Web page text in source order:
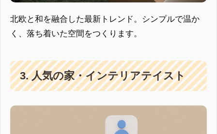
北欧と和を融合した最新トレンド。シンプルで温か
く、落ち着いた空間をつくります。
3. 人気の家・インテリアテイスト